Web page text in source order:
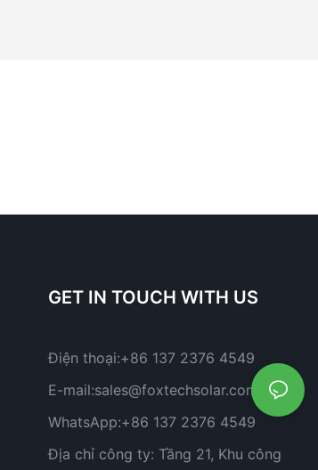
GET IN TOUCH WITH US
Điện thoại:+86 137 2376 4549
E-mail:sales@foxtechsolar.com
WhatsApp:+86 137 2376 4549
Địa chỉ công ty: Tầng 21, Khu công